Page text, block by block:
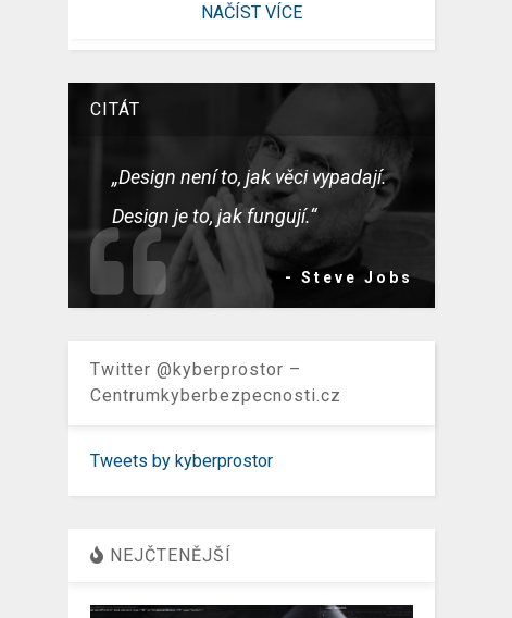
NAČÍST VÍCE
CITÁT
„Design není to, jak věci vypadají.
Design je to, jak fungují.“
- Steve Jobs
Twitter @kyberprostor –
Centrumkyberbezpecnosti.cz
Tweets by kyberprostor
NEJČTENĚJŠÍ